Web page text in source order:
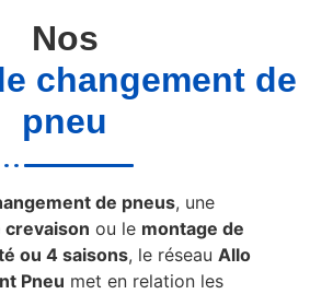
Nos
changement de
pneu
de pneus, une
crevaison ou le montage de
ou 4 saisons, le réseau Allo
Pneu met en relation les